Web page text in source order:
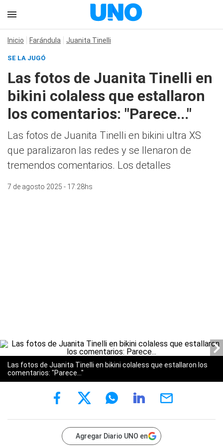
Inicio Farándula Juanita Tinelli
SE LA JUGÓ
Las fotos de Juanita Tinelli en
bikini colaless que estallaron
los comentarios: "Parece..."
Las fotos de Juanita Tinelli en bikini ultra XS
que paralizaron las redes y se llenaron de
tremendos comentarios. Los detalles
7 de agosto 2025 - 17:28hs
Las fotos de Juanita Tinelli en bikini colaless que estallaron los
comentarios: "Parece..."
Agregar Diario UNO en